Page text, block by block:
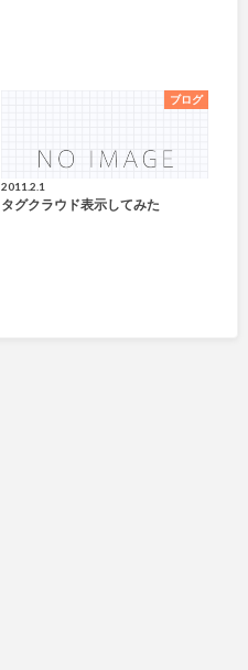
ブログ
2011.2.1
タグクラウド表示してみた